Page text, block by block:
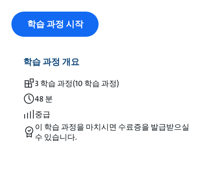
학습 과정 시작
학습 과정 개요
3 학습 과정(10 학습 과정)
48 분
중급
이 학습 과정을 마치시면 수료증을 발급받으실
수 있습니다.